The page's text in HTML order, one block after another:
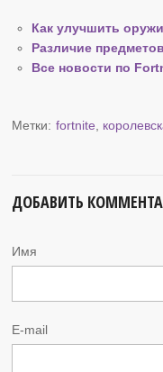
Как улучшить
Различие
Все новости по
Метки: fortnite,
ДОБАВИТЬ
Имя
E-mail